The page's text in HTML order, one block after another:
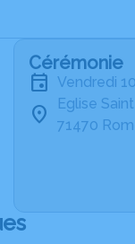
Cérémonie
vendredi
Eglise
71470